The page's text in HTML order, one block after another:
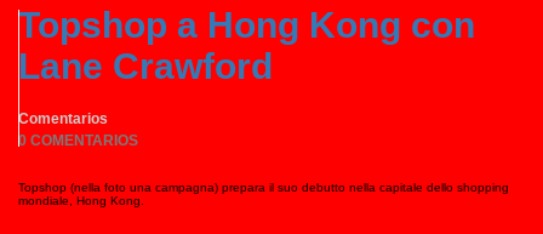
Topshop a Hong Kong con
Lane Crawford
Comentarios
0 COMENTARIOS
Topshop (nella foto una campagna) prepara il suo debutto nella capitale dello shopping
mondiale, Hong Kong.